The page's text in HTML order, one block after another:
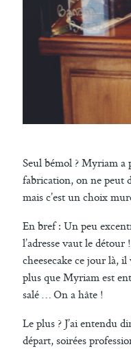
Seul bémol ? Myriam
fabrication, on ne peut
mais c’est un choix
En bref : Un peu
l’adresse vaut le détour
cheesecake ce jour là,
plus que Myriam est
salé … On a hâte !
Le plus ? J’ai entendu
départ, soirées